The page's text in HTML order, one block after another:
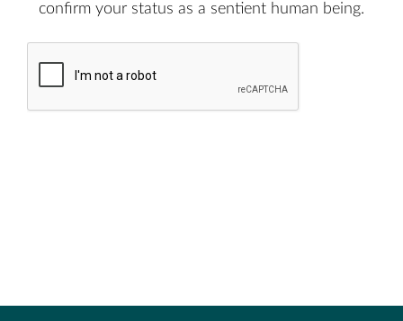
confirm your status as a sentient human being.